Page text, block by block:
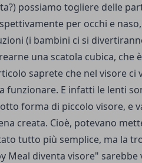
possiamo togliere delle
per occhi e
(i bambini ci si
una scatola cubica, che
saprete che nel visore ci
funzionare. E infatti le lenti
forma di piccolo visore, e
creata. Cioè, potevano
tutto più semplice, ma la
Meal diventa visore" sarebbe